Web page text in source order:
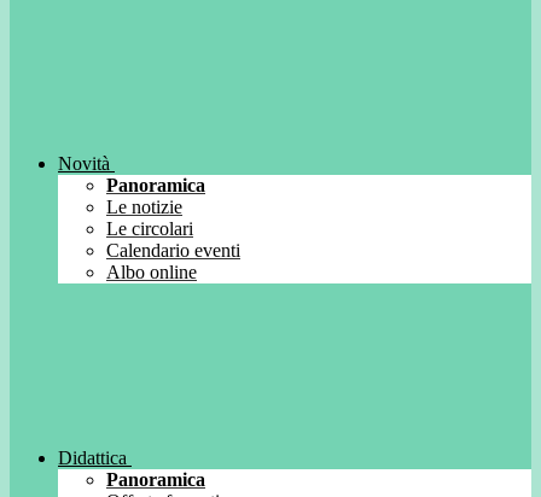
Novità
Panoramica
Le notizie
Le circolari
Calendario eventi
Albo online
Didattica
Panoramica